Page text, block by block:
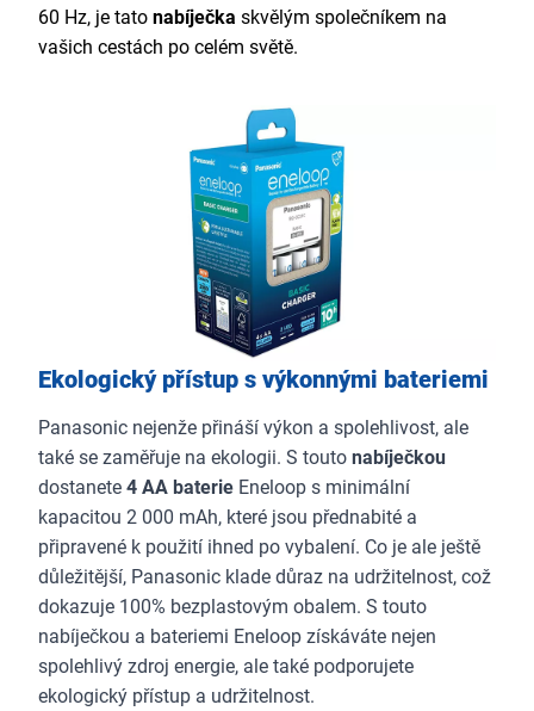
60 Hz, je tato nabíječka skvělým společníkem na
vašich cestách po celém světě.
Ekologický přístup s výkonnými bateriemi
Panasonic nejenže přináší výkon a spolehlivost, ale
také se zaměřuje na ekologii. S touto nabíječkou
dostanete 4 AA baterie Eneloop s minimální
kapacitou 2 000 mAh, které jsou přednabité a
připravené k použití ihned po vybalení. Co je ale ještě
důležitější, Panasonic klade důraz na udržitelnost, což
dokazuje 100% bezplastovým obalem. S touto
nabíječkou a bateriemi Eneloop získáváte nejen
spolehlivý zdroj energie, ale také podporujete
ekologický přístup a udržitelnost.